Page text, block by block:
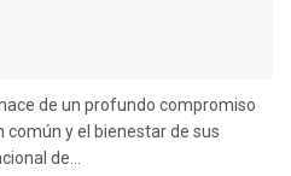
nace de un profundo compromiso
y el bienestar de sus
de...